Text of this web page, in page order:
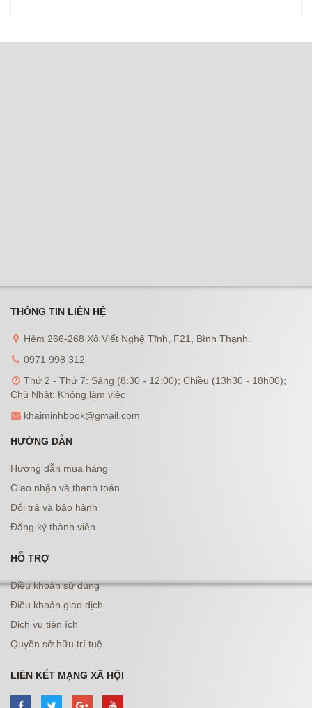
THÔNG TIN LIÊN HỆ
Hẻm 266-268 Xô Viết Nghệ Tĩnh, F21, Bình Thạnh.
0971 998 312
Thứ 2 - Thứ 7: Sáng (8:30 - 12:00); Chiều (13h30 - 18h00);
Chủ Nhật: Không làm việc
khaiminhbook@gmail.com
HƯỚNG DẪN
Hướng dẫn mua hàng
Giao nhận và thanh toán
Đổi trả và bảo hành
Đăng ký thành viên
HỖ TRỢ
Điều khoản sử dụng
Điều khoản giao dịch
Dịch vụ tiện ích
Quyền sở hữu trí tuệ
LIÊN KẾT MẠNG XÃ HỘI